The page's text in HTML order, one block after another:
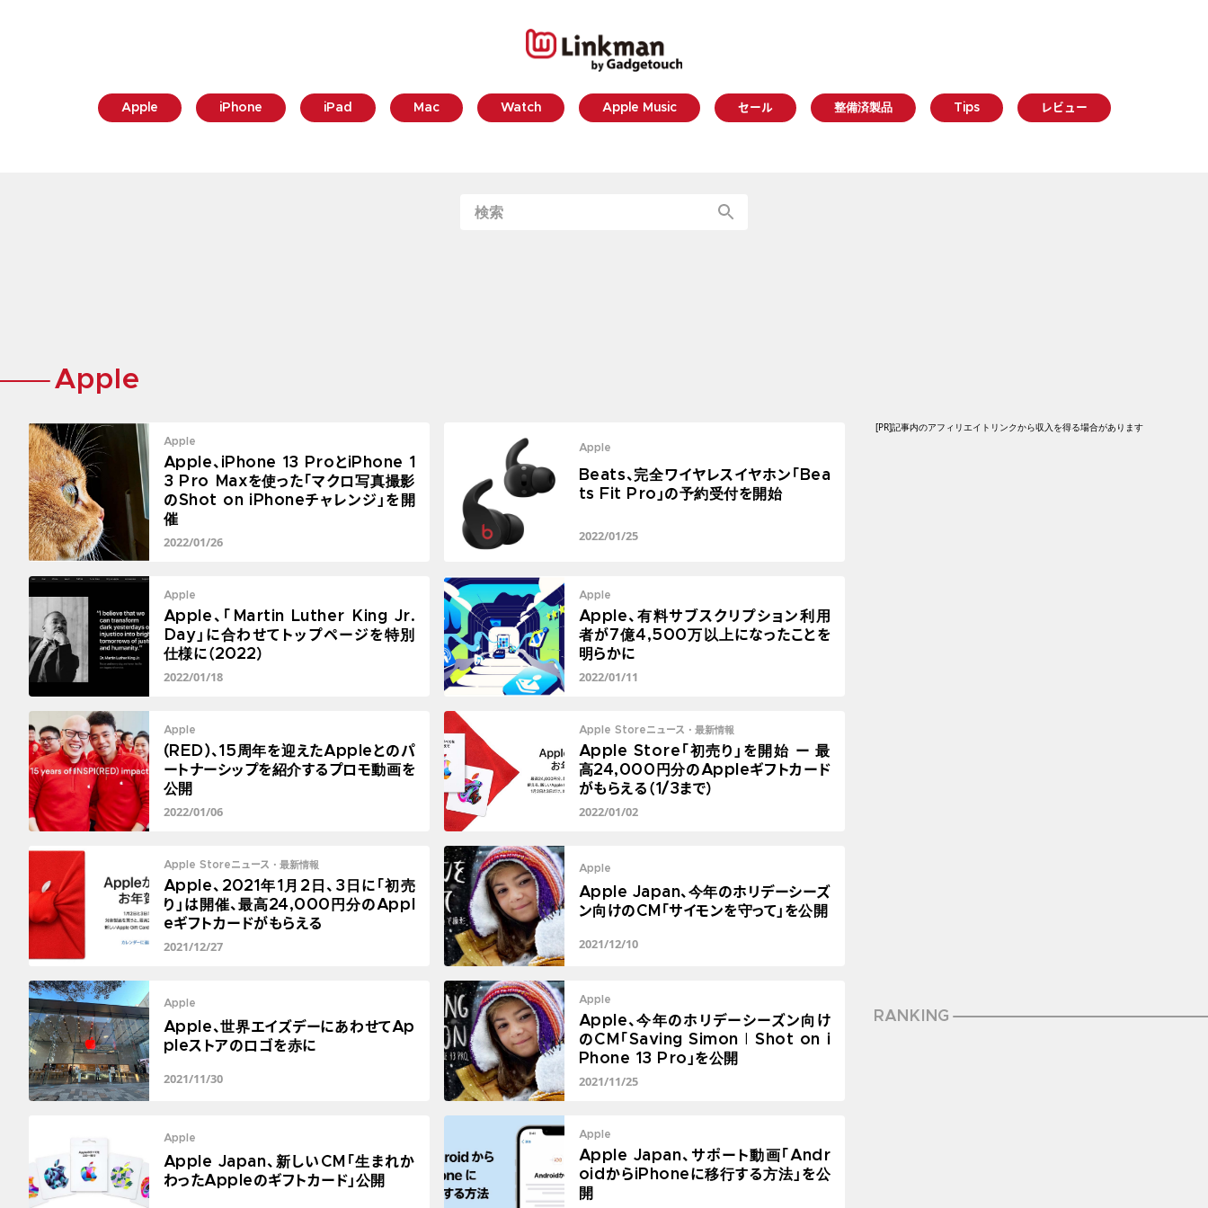
Apple iPhone iPad Mac Watch Apple Music セール 整備済製品 Tips レビュー
Apple
Apple
Apple、iPhone 13 ProとiPhone 1
3 Pro Maxを使った「マクロ写真撮影
のShot on iPhoneチャレンジ」を開
催
2022/01/26
Apple
Beats、完全ワイヤレスイヤホン「Bea
ts Fit Pro」の予約受付を開始
2022/01/25
Apple
Apple、「Martin Luther King Jr.
Day」に合わせてトップページを特別
仕様に（2022）
2022/01/18
Apple
Apple、有料サブスクリプション利用
者が7億4,500万以上になったことを
明らかに
2022/01/11
Apple
(RED)、15周年を迎えたAppleとのパ
ートナーシップを紹介するプロモ動画を
公開
2022/01/06
Apple Storeニュース・最新情報
Apple Store「初売り」を開始 ー 最
高24,000円分のAppleギフトカード
がもらえる（1/3まで）
2022/01/02
Apple Storeニュース・最新情報
Apple、2021年1月2日、3日に「初売
り」は開催、最高24,000円分のAppl
eギフトカードがもらえる
2021/12/27
Apple
Apple Japan、今年のホリデーシーズ
ン向けのCM「サイモンを守って」を公開
2021/12/10
Apple
Apple、世界エイズデーにあわせてAp
pleストアのロゴを赤に
2021/11/30
Apple
Apple、今年のホリデーシーズン向け
のCM「Saving Simon | Shot on i
Phone 13 Pro」を公開
2021/11/25
Apple
Apple Japan、新しいCM「生まれか
わったAppleのギフトカード」公開
Apple
Apple Japan、サポート動画「Andr
oidからiPhoneに移行する方法」を公
開
[PR]記事内のアフィリエイトリンクから収入を得る場合があります
RANKING